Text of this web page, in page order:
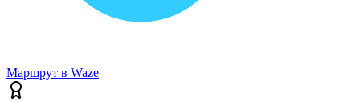
Маршрут в Waze